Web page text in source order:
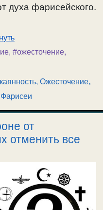
духа фарисейского.
, #ожесточение,
Ожесточение,
Фарисеи
от
отменить все